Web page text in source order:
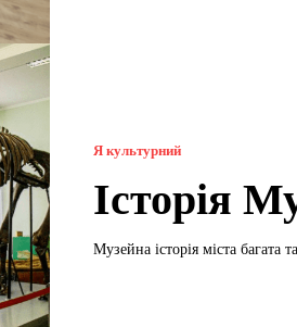
Я культурний
Історія
Музейна історія міста багата